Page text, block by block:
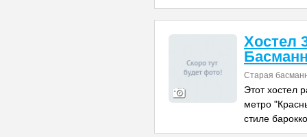
Хостел
Старая
Этот хостел
метро
стиле